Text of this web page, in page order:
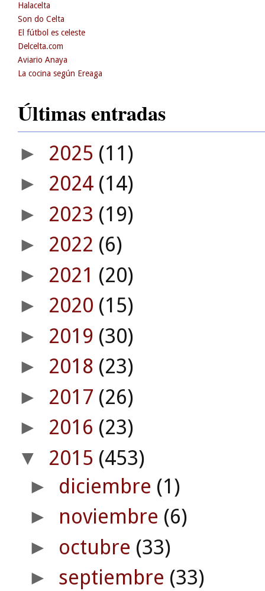
Halacelta
Son do Celta
El fútbol es celeste
Delcelta.com
Aviario Anaya
La cocina según Ereaga
Últimas entradas
► 2025 (11)
► 2024 (14)
► 2023 (19)
► 2022 (6)
► 2021 (20)
► 2020 (15)
► 2019 (30)
► 2018 (23)
► 2017 (26)
► 2016 (23)
▼ 2015 (453)
► diciembre (1)
► noviembre (6)
► octubre (33)
► septiembre (33)